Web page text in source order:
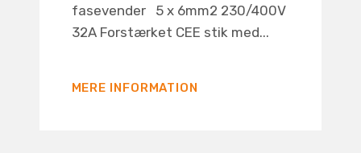
fasevender 5 x 6mm2 230/400V
32A Forstærket CEE stik med...
MERE INFORMATION